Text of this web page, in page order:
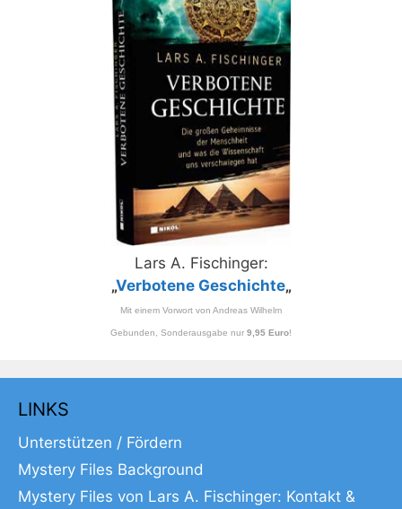
Lars A. Fischinger:
„Verbotene Geschichte„
Mit einem Vorwort von Andreas Wilhelm
Gebunden, Sonderausgabe nur 9,95 Euro!
LINKS
Unterstützen / Fördern
Mystery Files Background
Mystery Files von Lars A. Fischinger: Kontakt &